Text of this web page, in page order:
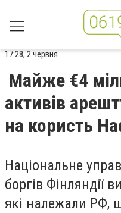
17:28, 2 червня
Майже €4
активів
на користь
Національне
боргів Фінляндії
які належали РФ,